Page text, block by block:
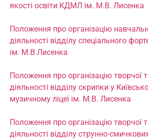
якості освіти КДМЛ ім. М.В. Лисенка
Положення про організацію
діяльності відділу спеціального
ім. М.В.Лисенка
Положення про організацію творчої
діяльності відділу скрипки у
музичному ліцеї ім. М.В. Лисенка
Положення про організацію творчої
діяльності відділу струнно-